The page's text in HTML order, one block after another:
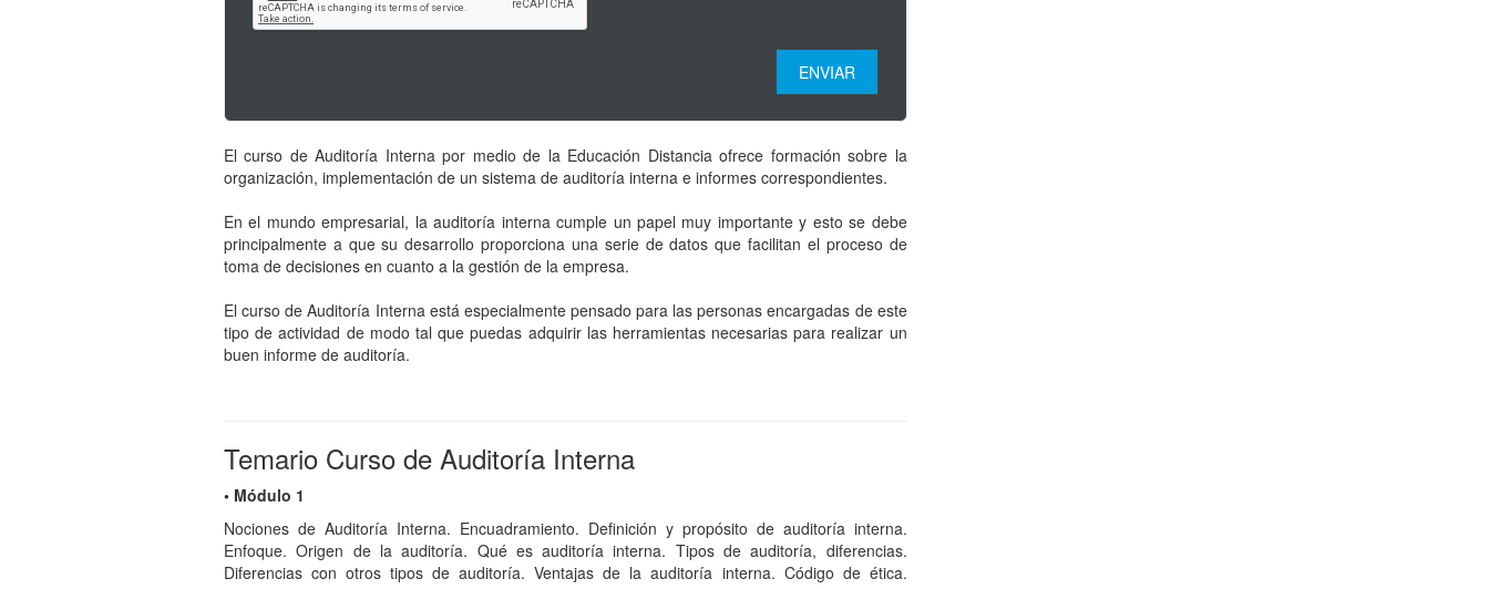
El curso de Auditoría Interna por medio de la Educación Distancia ofrece formación sobre la
organización, implementación de un sistema de auditoría interna e informes correspondientes.
En el mundo empresarial, la auditoría interna cumple un papel muy importante y esto se debe
principalmente a que su desarrollo proporciona una serie de datos que facilitan el proceso de
toma de decisiones en cuanto a la gestión de la empresa.
El curso de Auditoría Interna está especialmente pensado para las personas encargadas de este
tipo de actividad de modo tal que puedas adquirir las herramientas necesarias para realizar un
buen informe de auditoría.
Temario Curso de Auditoría Interna
• Módulo 1
Nociones de Auditoría Interna. Encuadramiento. Definición y propósito de auditoría interna.
Enfoque. Origen de la auditoría. Qué es auditoría interna. Tipos de auditoría, diferencias.
Diferencias con otros tipos de auditoría. Ventajas de la auditoría interna. Código de ética.